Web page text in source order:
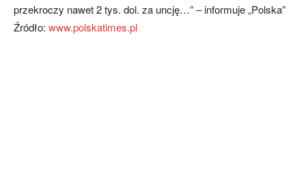
przekroczy nawet 2 tys. dol. za uncję…” – informuje „Polska”
Źródło: www.polskatimes.pl